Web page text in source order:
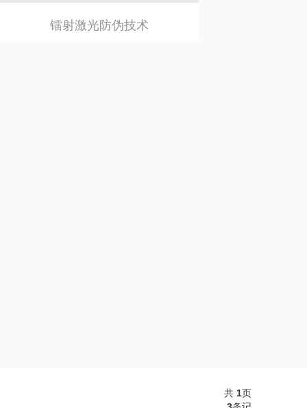
镭射激光防伪技术
共 1页